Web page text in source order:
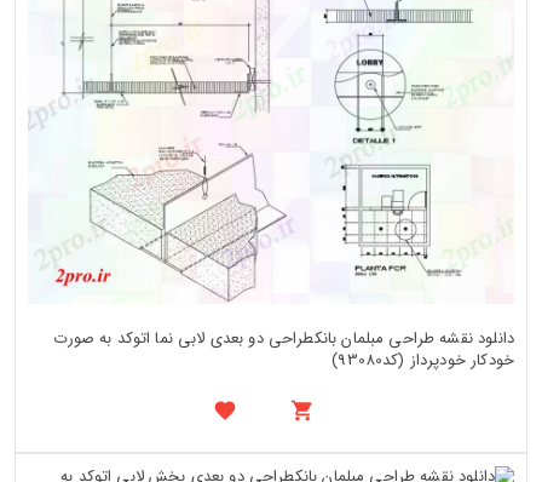
دانلود نقشه طراحی مبلمان بانکطراحی دو بعدی لابی نما اتوکد به صورت
خودکار خودپرداز (کد93080)